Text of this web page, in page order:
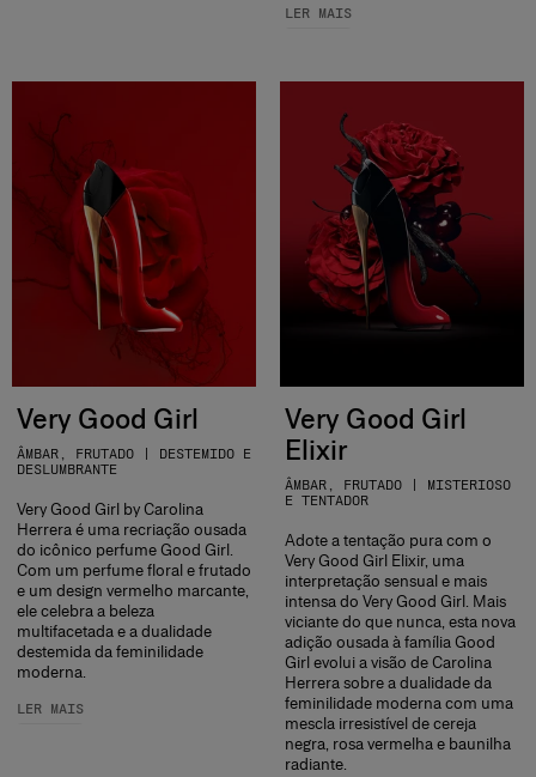
LER MAIS
Very Good Girl
ÂMBAR, FRUTADO | DESTEMIDO E
DESLUMBRANTE
Very Good Girl by Carolina
Herrera é uma recriação ousada
do icônico perfume Good Girl.
Com um perfume floral e frutado
e um design vermelho marcante,
ele celebra a beleza
multifacetada e a dualidade
destemida da feminilidade
moderna.
LER MAIS
Very Good Girl
Elixir
ÂMBAR, FRUTADO | MISTERIOSO
E TENTADOR
Adote a tentação pura com o
Very Good Girl Elixir, uma
interpretação sensual e mais
intensa do Very Good Girl. Mais
viciante do que nunca, esta nova
adição ousada à família Good
Girl evolui a visão de Carolina
Herrera sobre a dualidade da
feminilidade moderna com uma
mescla irresistível de cereja
negra, rosa vermelha e baunilha
radiante.